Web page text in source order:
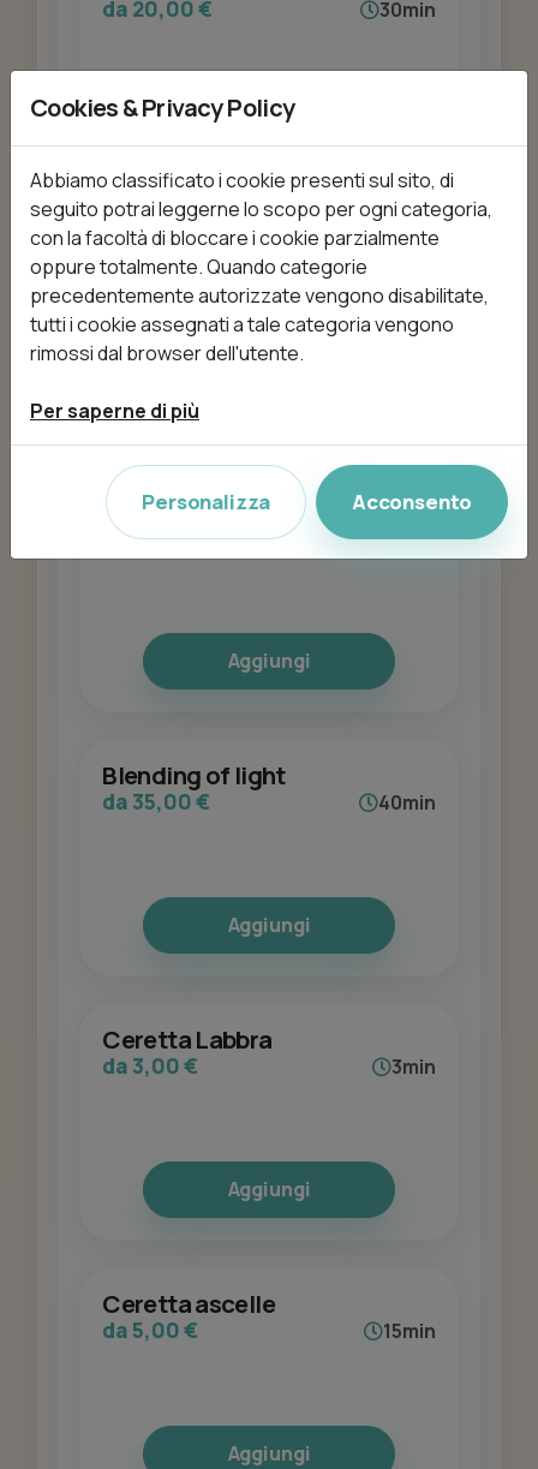
da 20,00 € 30min
Bagno di colore
da 25,00 €
Balayage Schiariture
da 55,00 € 2h 20min
Aggiungi
Blending of light
da 35,00 € 40min
Aggiungi
Ceretta Labbra
da 3,00 € 3min
Aggiungi
Ceretta ascelle
da 5,00 € 15min
Aggiungi
Cookies & Privacy Policy
Abbiamo classificato i cookie presenti sul sito, di
seguito potrai leggerne lo scopo per ogni categoria,
con la facoltà di bloccare i cookie parzialmente
oppure totalmente. Quando categorie
precedentemente autorizzate vengono disabilitate,
tutti i cookie assegnati a tale categoria vengono
rimossi dal browser dell'utente.
Per saperne di più
Personalizza Acconsento